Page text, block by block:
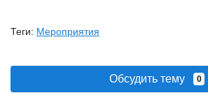
Теги: Мероприятия
Обсудить тему 0